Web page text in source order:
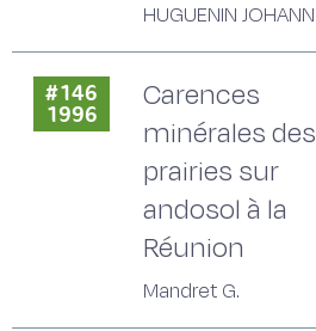
HUGUENIN JOHANN
#146
1996
Carences
minérales des
prairies sur
andosol à la
Réunion
Mandret G.